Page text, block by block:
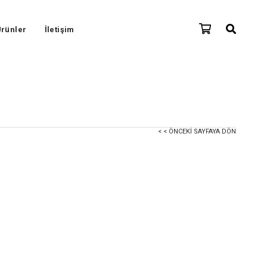
İletişim
< < ÖNCEKI SAYFAYA DÖN